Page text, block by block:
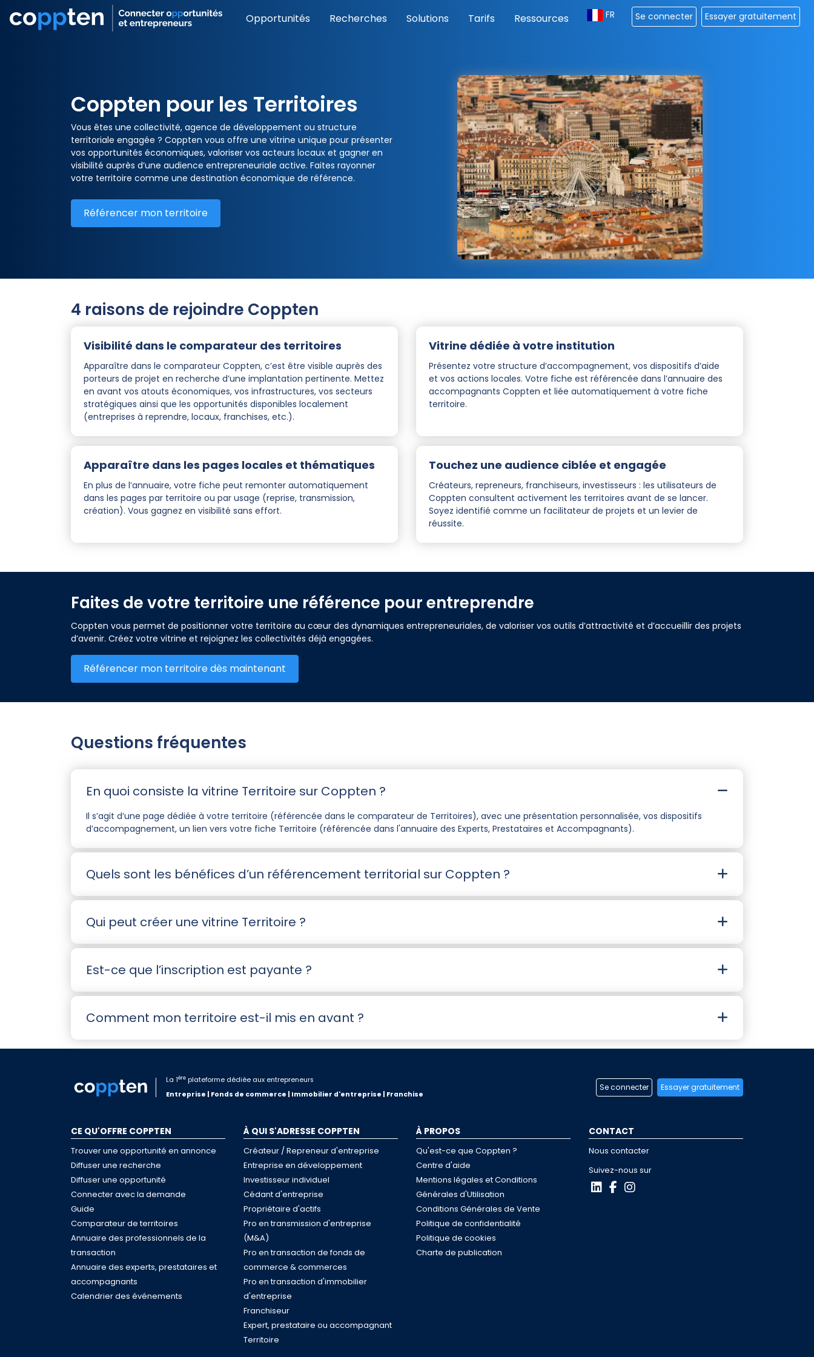
Opportunités Recherches Solutions Tarifs Ressources FR Se connecter Essayer gratuitement
Coppten pour les Territoires
Vous êtes une collectivité, agence de développement ou structure
territoriale engagée ? Coppten vous offre une vitrine unique pour présenter
vos opportunités économiques, valoriser vos acteurs locaux et gagner en
visibilité auprès d’une audience entrepreneuriale active. Faites rayonner
votre territoire comme une destination économique de référence.
Référencer mon territoire
4 raisons de rejoindre Coppten
Visibilité dans le comparateur des territoires
Apparaître dans le comparateur Coppten, c’est être visible auprès des
porteurs de projet en recherche d’une implantation pertinente. Mettez
en avant vos atouts économiques, vos infrastructures, vos secteurs
stratégiques ainsi que les opportunités disponibles localement
(entreprises à reprendre, locaux, franchises, etc.).
Vitrine dédiée à votre institution
Présentez votre structure d’accompagnement, vos dispositifs d’aide
et vos actions locales. Votre fiche est référencée dans l’annuaire des
accompagnants Coppten et liée automatiquement à votre fiche
territoire.
Apparaître dans les pages locales et thématiques
En plus de l’annuaire, votre fiche peut remonter automatiquement
dans les pages par territoire ou par usage (reprise, transmission,
création). Vous gagnez en visibilité sans effort.
Touchez une audience ciblée et engagée
Créateurs, repreneurs, franchiseurs, investisseurs : les utilisateurs de
Coppten consultent activement les territoires avant de se lancer.
Soyez identifié comme un facilitateur de projets et un levier de
réussite.
Faites de votre territoire une référence pour entreprendre
Coppten vous permet de positionner votre territoire au cœur des dynamiques entrepreneuriales, de valoriser vos outils d’attractivité et d’accueillir des projets
d’avenir. Créez votre vitrine et rejoignez les collectivités déjà engagées.
Référencer mon territoire dès maintenant
Questions fréquentes
En quoi consiste la vitrine Territoire sur Coppten ?
Il s’agit d’une page dédiée à votre territoire (référencée dans le comparateur de Territoires), avec une présentation personnalisée, vos dispositifs
d’accompagnement, un lien vers votre fiche Territoire (référencée dans l'annuaire des Experts, Prestataires et Accompagnants).
Quels sont les bénéfices d’un référencement territorial sur Coppten ?
Qui peut créer une vitrine Territoire ?
Est-ce que l’inscription est payante ?
Comment mon territoire est-il mis en avant ?
La 1ère plateforme dédiée aux entrepreneurs
Entreprise | Fonds de commerce | Immobilier d'entreprise | Franchise
Se connecter Essayer gratuitement
CE QU'OFFRE COPPTEN
Trouver une opportunité en annonce
Diffuser une recherche
Diffuser une opportunité
Connecter avec la demande
Guide
Comparateur de territoires
Annuaire des professionnels de la
transaction
Annuaire des experts, prestataires et
accompagnants
Calendrier des événements
À QUI S'ADRESSE COPPTEN
Créateur / Repreneur d'entreprise
Entreprise en développement
Investisseur individuel
Cédant d'entreprise
Propriétaire d'actifs
Pro en transmission d'entreprise
(M&A)
Pro en transaction de fonds de
commerce & commerces
Pro en transaction d'immobilier
d'entreprise
Franchiseur
Expert, prestataire ou accompagnant
Territoire
À PROPOS
Qu'est-ce que Coppten ?
Centre d'aide
Mentions légales et Conditions
Générales d'Utilisation
Conditions Générales de Vente
Politique de confidentialité
Politique de cookies
Charte de publication
CONTACT
Nous contacter
Suivez-nous sur